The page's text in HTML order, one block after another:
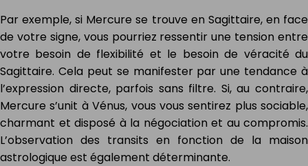
Par exemple, si Mercure se trouve en Sagittaire, en face
de votre signe, vous pourriez ressentir une tension entre
votre besoin de flexibilité et le besoin de véracité du
Sagittaire. Cela peut se manifester par une tendance à
l’expression directe, parfois sans filtre. Si, au contraire,
Mercure s’unit à Vénus, vous vous sentirez plus sociable,
charmant et disposé à la négociation et au compromis.
L’observation des transits en fonction de la maison
astrologique est également déterminante.